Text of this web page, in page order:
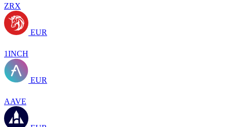
ZRX
EUR
1INCH
EUR
AAVE